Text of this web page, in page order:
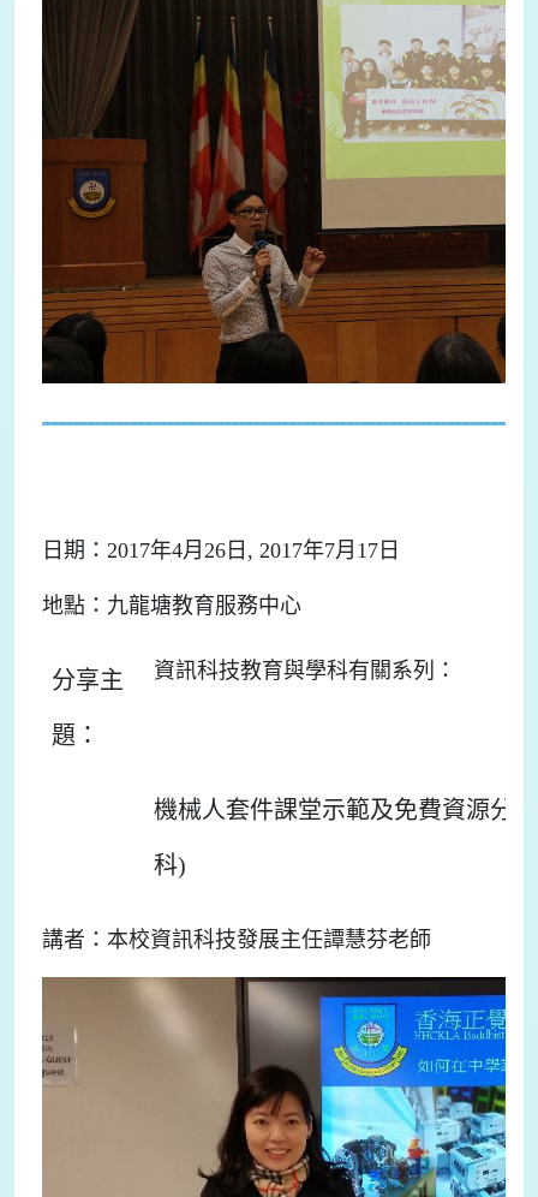
日期：2017年4月26日, 2017年7月17日
地點：九龍塘教育服務中心
分享主
題：
資訊科技教育與學科有關系列：
機械人套件課堂示範及免費資源分
科)
講者：本校資訊科技發展主任譚慧芬老師